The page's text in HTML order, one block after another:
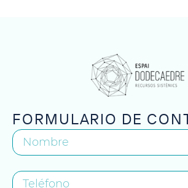
FORMULARIO DE